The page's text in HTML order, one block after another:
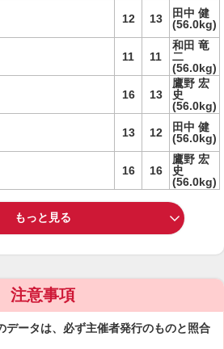
12 13
田中 健
(56.0kg)
11 11
和田 竜
二
(56.0kg)
16 13
鷹野 宏
史
(56.0kg)
13 12
田中 健
(56.0kg)
16 16
鷹野 宏
史
(56.0kg)
もっと見る
注意事項
データは、必ず主催者発行のものと照合